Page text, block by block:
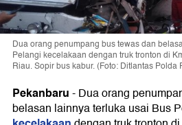
Dua orang penumpang bus tewas dan
Pelangi kecelakaan dengan truk tronton di
Riau. Sopir bus kabur. (Foto: Ditlantas Polda
Pekanbaru-Dua orang
belasan lainnya terluka usai Bus